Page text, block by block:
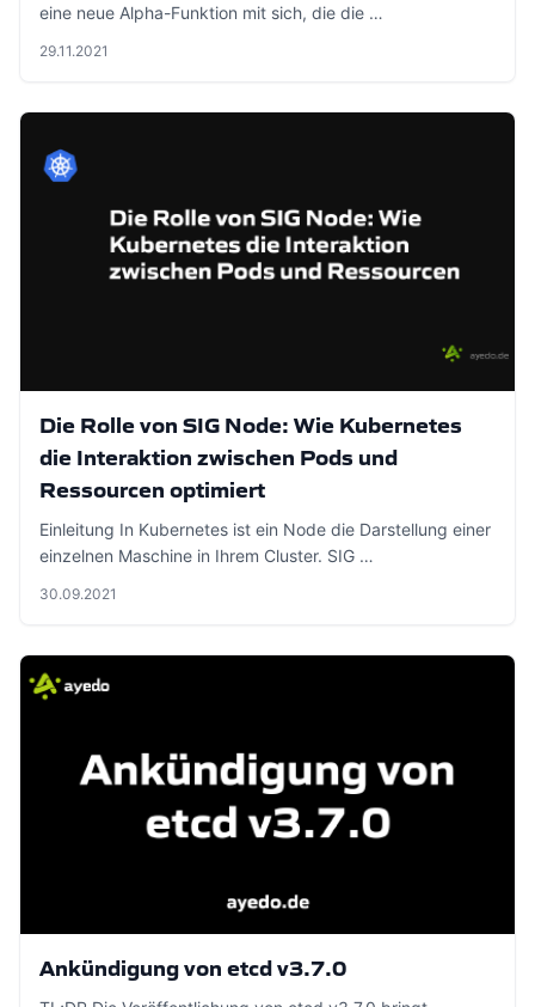
eine neue Alpha-Funktion mit sich, die die …
29.11.2021
Die Rolle von SIG Node: Wie Kubernetes
die Interaktion zwischen Pods und
Ressourcen optimiert
Einleitung In Kubernetes ist ein Node die Darstellung einer
einzelnen Maschine in Ihrem Cluster. SIG …
30.09.2021
Ankündigung von etcd v3.7.0